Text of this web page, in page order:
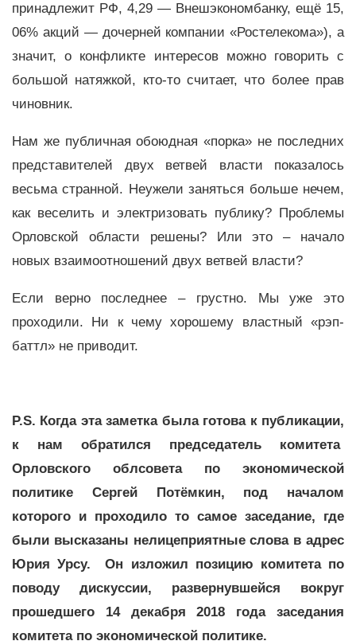
принадлежит РФ, 4,29 — Внешэкономбанку, ещё 15,
06% акций — дочерней компании «Ростелекома»), а
значит, о конфликте интересов можно говорить с
большой натяжкой, кто-то считает, что более прав
чиновник.
Нам же публичная обоюдная «порка» не последних
представителей двух ветвей власти показалось
весьма странной. Неужели заняться больше нечем,
как веселить и электризовать публику? Проблемы
Орловской области решены? Или это – начало
новых взаимоотношений двух ветвей власти?
Если верно последнее – грустно. Мы уже это
проходили. Ни к чему хорошему властный «рэп-
баттл» не приводит.
P.S. Когда эта заметка была готова к публикации,
к нам обратился председатель комитета
Орловского облсовета по экономической
политике Сергей Потёмкин, под началом
которого и проходило то самое заседание, где
были высказаны нелицеприятные слова в адрес
Юрия Урсу. Он изложил позицию комитета по
поводу дискуссии, развернувшейся вокруг
прошедшего 14 декабря 2018 года заседания
комитета по экономической политике.